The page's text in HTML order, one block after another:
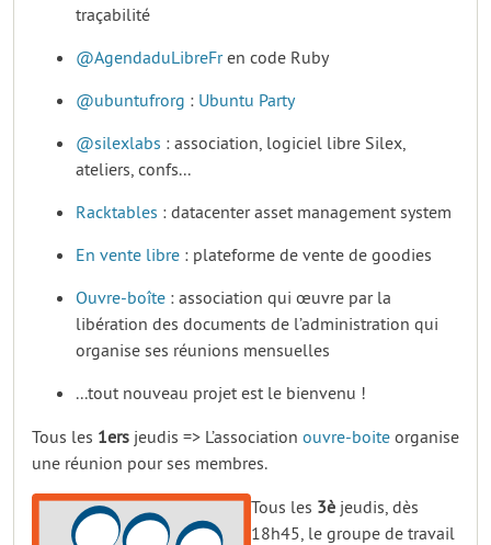
traçabilité
@AgendaduLibreFren code Ruby
@ubuntufrorg : Ubuntu Party
@silexlabs : association, logiciel libre Silex,
ateliers, confs...
Racktables : datacenter asset management system
En vente libre : plateforme de vente de goodies
Ouvre-boîte : association qui œuvre par la
libération des documents de l’administration qui
organise ses réunions mensuelles
...tout nouveau projet est le bienvenu !
Tous les 1ers jeudis => L’association ouvre-boite organise
une réunion pour ses membres.
Tous les 3è jeudis, dès
18h45, le groupe de travail